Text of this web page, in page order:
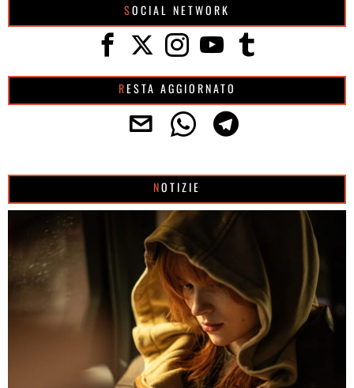
SOCIAL NETWORK
RESTA AGGIORNATO
NOTIZIE